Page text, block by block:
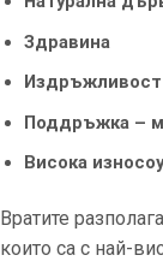
Здравина
Поддръжка –
Висока
Вратите
които са с най-